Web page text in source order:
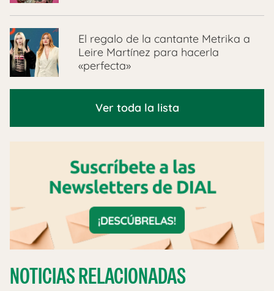
El regalo de la cantante Metrika a
Leire Martínez para hacerla
«perfecta»
Ver toda la lista
NOTICIAS RELACIONADAS